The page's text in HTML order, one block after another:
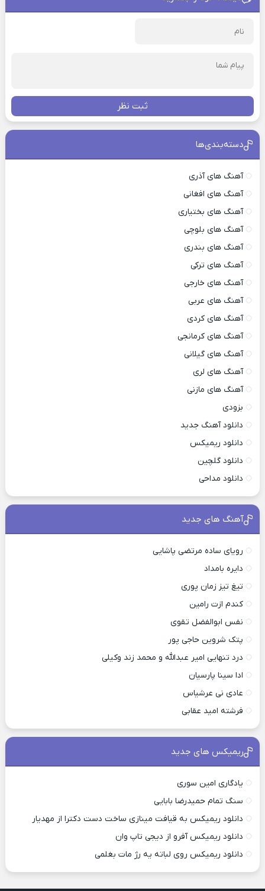
ثبت نظر
دسته‌بندی‌ها
آهنگ های آذری
آهنگ های افغانی
آهنگ های بختیاری
آهنگ های بلوچی
آهنگ های بندری
آهنگ های ترکی
آهنگ های خارجی
آهنگ های عربی
آهنگ های کردی
آهنگ های کرمانجی
آهنگ های گیلانی
آهنگ های لری
آهنگ های مازنی
بزودی
دانلود آهنگ جدید
دانلود ریمیکس
دانلود گلچین
دانلود مداحی
آهنگ های جدید
رویای ساده مرتضی پاشایی
دایره بامداد
تیغ تیز زمان پوری
کندم ازت رامین
نفس ابوالفضل تقوی
پتک شروین حاجی پور
درد تنهایی امیر عبدالله و محمد زند وکیلی
ادا سینا پارسیان
عادی نی عرشیاس
فرشته امید عقابی
ریمیکس های جدید
یادگاری امین سوری
سنگ تمام حمیدرضا بابایی
دانلود ریمیکس به قیافت مینازی ساخت دست دکترا از مهدیار
دانلود ریمیکس آفرو از ديجی تاپ وان
دانلود ریمیکس روی لباته یه رژ مات بغلمی